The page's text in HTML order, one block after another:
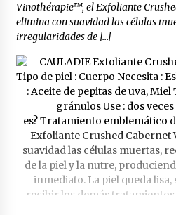
Vinothérapie™, el Exfoliante
elimina con suavidad las células
irregularidades de […]